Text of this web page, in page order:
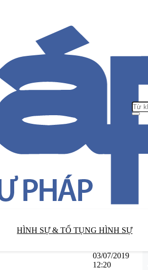
HÌNH SỰ & TỐ TỤNG HÌNH SỰ
03/07/2019
12:20